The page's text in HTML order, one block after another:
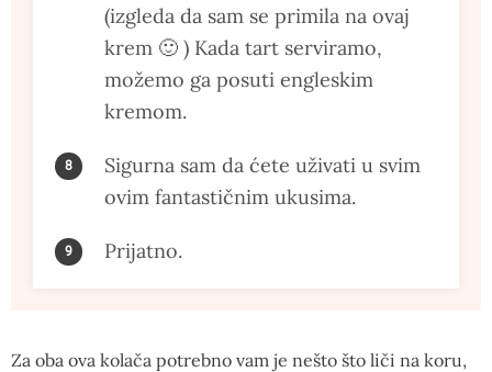
(izgleda da sam se primila na ovaj
krem 🙂 ) Kada tart serviramo,
možemo ga posuti engleskim
kremom.
Sigurna sam da ćete uživati u svim
ovim fantastičnim ukusima.
Prijatno.
Za oba ova kolača potrebno vam je nešto što liči na koru,